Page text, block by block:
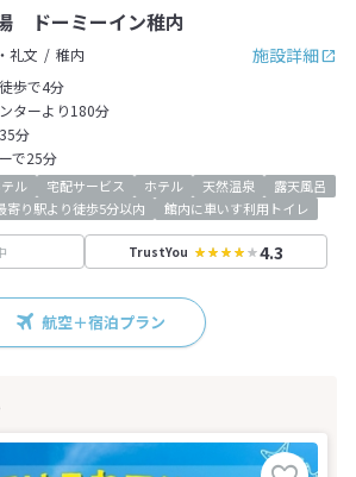
ドーミーイン稚内
施設詳細
礼文
稚内
歩で4分
ターより180分
分
で25分
ル 宅配サービス ホテル 天然温泉
露天風呂
寄り駅より徒歩5分以内 館内に車いす利用トイレ
TrustYou 4.3
航空＋宿泊プラン